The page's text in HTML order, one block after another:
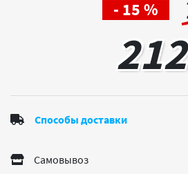
- 15 %
Способы доставки
Самовывоз